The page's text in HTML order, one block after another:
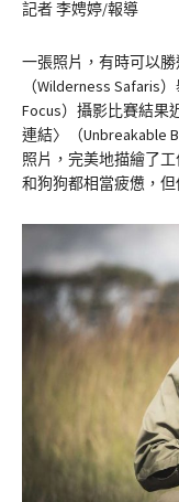
記者 李娉婷/報導
一張照片，有時可以
（Wilderness Safaris
Focus）攝影比賽結果
連結〉（Unbreakable
照片，完美地描繪了
和狗狗都相當疲憊，